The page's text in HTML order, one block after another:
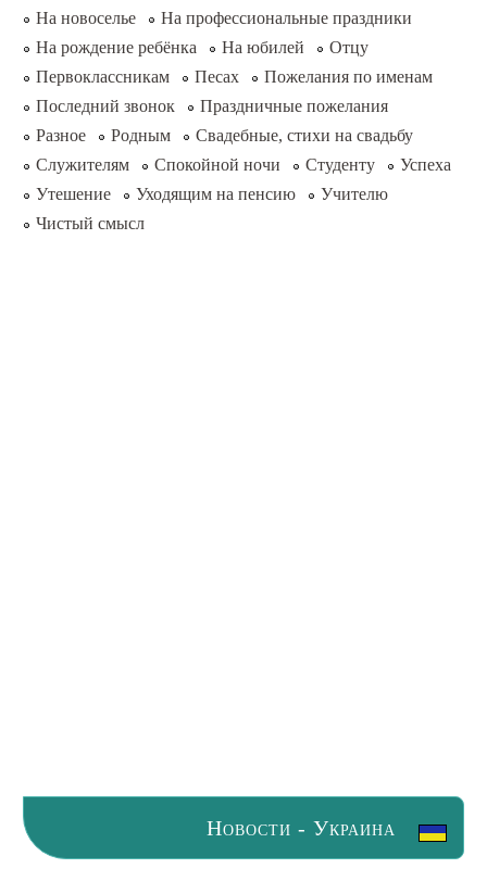
На новоселье
На профессиональные праздники
На рождение ребёнка
На юбилей
Отцу
Первоклассникам
Песах
Пожелания по именам
Последний звонок
Праздничные пожелания
Разное
Родным
Свадебные, стихи на свадьбу
Служителям
Спокойной ночи Студенту
Успеха
Утешение
Уходящим на пенсию
Учителю
Чистый смысл
Новости - Украина